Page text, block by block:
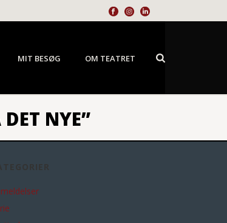
MIT BESØG OM TEATRET
NYE”